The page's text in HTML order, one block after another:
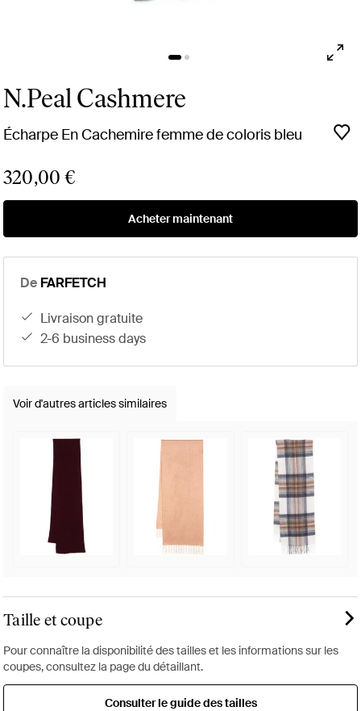
N.Peal Cashmere
Écharpe En Cachemire femme de coloris bleu
320,00 €
Acheter maintenant
De FARFETCH
livraison gratuite
2-6 business days
Voir d'autres articles similaires
Taille et coupe
Pour connaître la disponibilité des tailles et les informations sur les
coupes, consultez la page du détaillant.
Consulter le guide des tailles